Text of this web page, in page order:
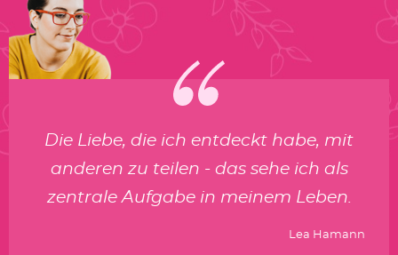
Die Liebe, die ich entdeckt habe, mit
anderen zu teilen - das sehe ich als
zentrale Aufgabe in meinem Leben.
Lea Hamann